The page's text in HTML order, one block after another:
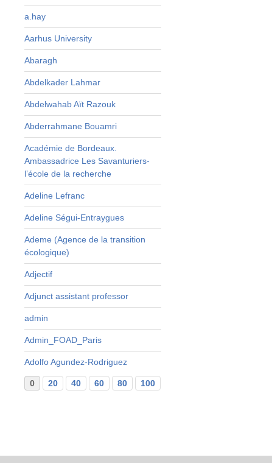
a.hay
Aarhus University
Abaragh
Abdelkader Lahmar
Abdelwahab Aït Razouk
Abderrahmane Bouamri
Académie de Bordeaux.
Ambassadrice Les Savanturiers-
l’école de la recherche
Adeline Lefranc
Adeline Ségui-Entraygues
Ademe (Agence de la transition
écologique)
Adjectif
Adjunct assistant professor
admin
Admin_FOAD_Paris
Adolfo Agundez-Rodriguez
0 20 40 60 80 100